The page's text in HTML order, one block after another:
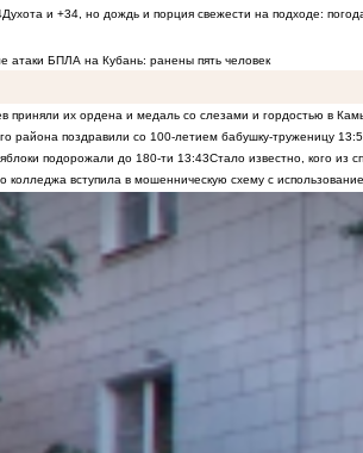
Духота и +34, но дождь и порция свежести на подходе:
атаки БПЛА на Кубань: ранены пять человек
приняли их ордена и медаль со слезами и гордостью в
района поздравили со 100-летием бабушку-труженицу
подорожали до 180-ти 13:43Стало известно, кого из
колледжа вступила в мошенническую схему с